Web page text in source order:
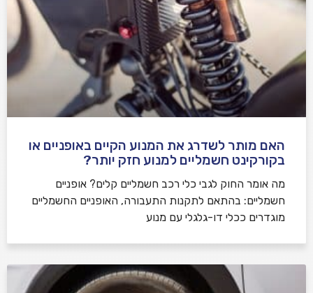
האם מותר לשדרג את המנוע הקיים באופניים או
בקורקינט חשמליים למנוע חזק יותר?
מה אומר החוק לגבי כלי רכב חשמליים קלים? אופניים
חשמליים: בהתאם לתקנות התעבורה, האופניים החשמליים
מוגדרים ככלי דו-גלגלי עם מנוע